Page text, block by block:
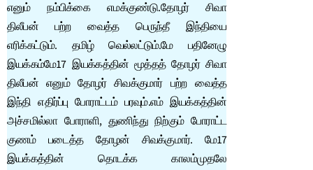
எனும் நம்பிக்கை எமக்குண்டு.தோழர் சிவா
திலீபன் பற்ற வைத்த பெருந்தீ இந்தியை
எரிக்கட்டும். தமிழ் வெல்லட்டும்.மே பதினேழு
இயக்கம்மே17 இயக்கத்தின் மூத்தத் தோழர் சிவா
திலீபன் எனும் தோழர் சிவக்குமார் பற்ற வைத்த
இந்தி எதிர்ப்பு போராட்டம் பரவும்.எம் இயக்கத்தின்
அச்சமில்லா போராளி, துணிந்து நிற்கும் போராட்ட
குணம் படைத்த தோழன் சிவக்குமார். மே17
இயக்கத்தின் தொடக்க காலம்முதலே